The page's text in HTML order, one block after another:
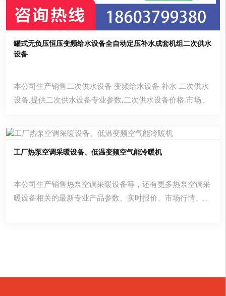
罐式无负压恒压变频给水设备全自动定压补水成套机组二次供水
设备
本公司生产销售二次供水设备 变频给水设备 补水 二次供水
设备,提供二次供水设备专业参数,二次供水设备价格,市场行
备 品牌凯华|产地河南|价格7
工厂热泵空调采暖设备、低温变频空气能冷暖机
本公司生产销售热泵空调采暖设备等，还有更多热泵空调采
暖设备相关的最新专业产品参数、实时报价、市场行情、优